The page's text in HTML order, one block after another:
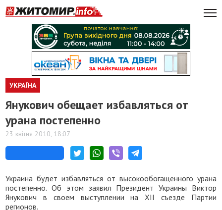
УКРАЇНА
Янукович обещает избавляться от
урана постепенно
23 квітня 2010, 18:07
Украина будет избавляться от высокообогащенного урана
постепенно. Об этом заявил Президент Украины Виктор
Янукович в своем выступлении на ХІІ съезде Партии
регионов.